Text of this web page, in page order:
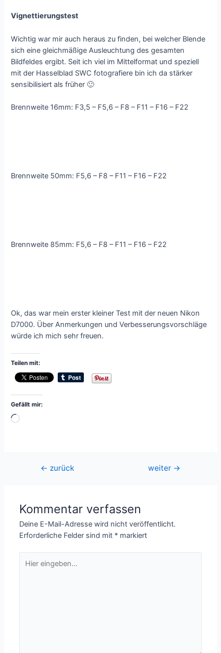
Vignettierungstest
Wichtig war mir auch heraus zu finden, bei welcher Blende
sich eine gleichmäßige Ausleuchtung des gesamten
Bildfeldes ergibt. Seit ich viel im Mittelformat und speziell
mit der Hasselblad SWC fotografiere bin ich da stärker
sensibilisiert als früher 🙂
Brennweite 16mm: F3,5 – F5,6 – F8 – F11 – F16 – F22
Brennweite 50mm: F5,6 – F8 – F11 – F16 – F22
Brennweite 85mm: F5,6 – F8 – F11 – F16 – F22
Ok, das war mein erster kleiner Test mit der neuen Nikon
D7000. Über Anmerkungen und Verbesserungsvorschläge
würde ich mich sehr freuen.
Teilen mit:
Gefällt mir:
Wird
Beitragsnavigation
← zurück weiter →
Kommentar verfassen
Deine E-Mail-Adresse wird nicht veröffentlicht.
Erforderliche Felder sind mit * markiert
eingeben…